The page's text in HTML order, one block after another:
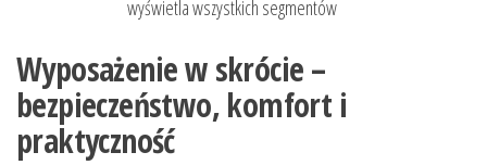
wyświetla wszystkich segmentów
Wyposażenie w skrócie –
bezpieczeństwo, komfort i
praktyczność